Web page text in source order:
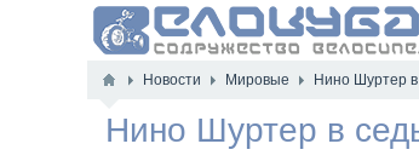
Новости Мировые Нино Шуртер
Нино Шуртер в